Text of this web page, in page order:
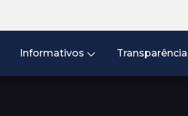
Informativos Transparência